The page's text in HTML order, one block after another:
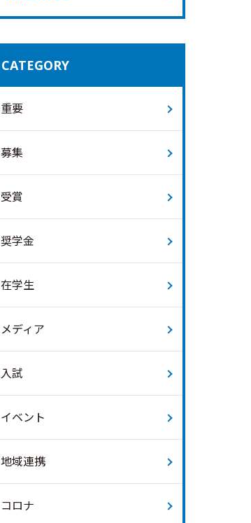
CATEGORY
重要
募集
受賞
奨学金
在学生
メディア
入試
イベント
地域連携
コロナ